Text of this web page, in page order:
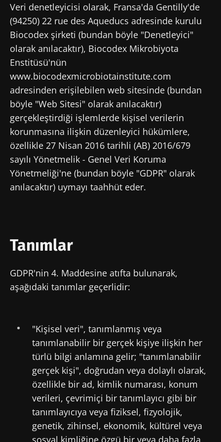
Veri denetleyicisi olarak, Fransa'da Gentilly'de
(94250) 22 rue des Aqueducs adresinde kurulu
Biocodex şirketi (bundan böyle "Denetleyici"
olarak anılacaktır), Biocodex Mikrobiyota
Enstitüsü'nün
www.biocodexmicrobiotainstitute.com
adresinden erişilebilen web sitesinde (bundan
böyle "Web Sitesi" olarak anılacaktır)
gerçekleştirdiği işlemlerde kişisel verilerin
korunmasına ilişkin düzenleyici hükümlere,
özellikle 27 Nisan 2016 tarihli (AB) 2016/679
sayılı Yönetmelik - Genel Veri Koruma
Yönetmeliği'ne (bundan böyle "GDPR" olarak
anılacaktır) uymayı taahhüt eder.
Tanımlar
GDPR'nin 4. Maddesine atıfta bulunarak,
aşağıdaki tanımlar geçerlidir:
"Kişisel veri", tanımlanmış veya
tanımlanabilir bir gerçek kişiye ilişkin her
türlü bilgi anlamına gelir; "tanımlanabilir
gerçek kişi", doğrudan veya dolaylı olarak,
özellikle bir ad, kimlik numarası, konum
verileri, çevrimiçi bir tanımlayıcı gibi bir
tanımlayıcıya veya fiziksel, fizyolojik,
genetik, zihinsel, ekonomik, kültürel veya
sosyal kimliğine özgü bir veya daha fazla